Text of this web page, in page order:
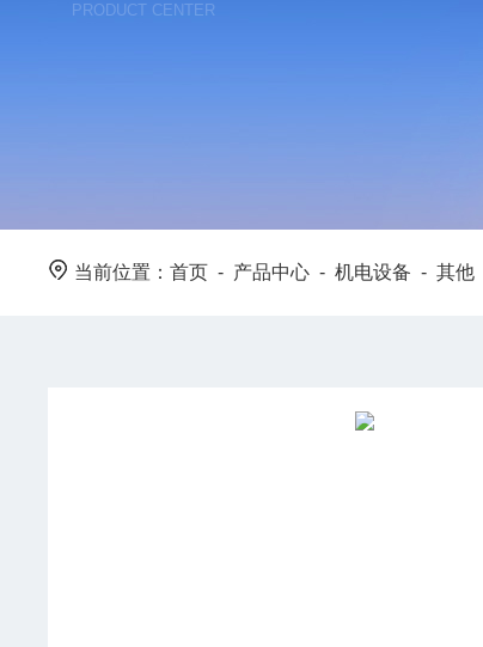
PRODUCT CENTER
当前位置：首页 - 产品中心 -机电设备 -其他